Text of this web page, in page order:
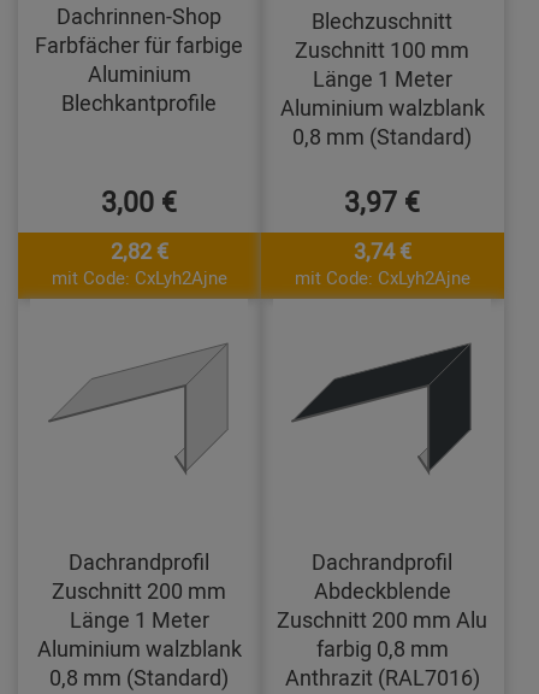
Dachrinnen-Shop
Farbfächer für farbige
Aluminium
Blechkantprofile
3,00 €
2,82 €
mit Code: CxLyh2Ajne
Blechzuschnitt
Zuschnitt 100 mm
Länge 1 Meter
Aluminium walzblank
0,8 mm (Standard)
3,97 €
3,74 €
mit Code: CxLyh2Ajne
Dachrandprofil
Zuschnitt 200 mm
Länge 1 Meter
Aluminium walzblank
0,8 mm (Standard)
Dachrandprofil
Abdeckblende
Zuschnitt 200 mm Alu
farbig 0,8 mm
Anthrazit (RAL7016)